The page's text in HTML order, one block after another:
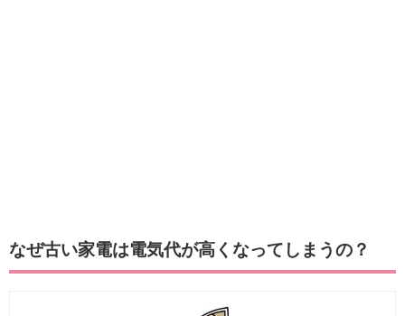
なぜ古い家電は電気代が高くなってしまうの？